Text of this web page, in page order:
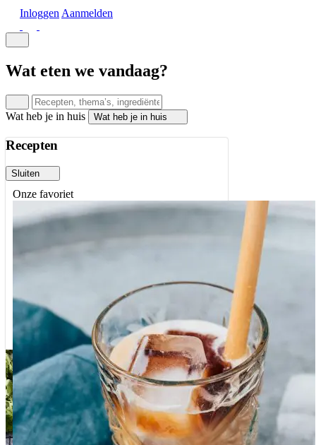
Inloggen Aanmelden
Wat eten we vandaag?
Wat heb je in huis Wat heb je in huis
Recepten
Sluiten
Onze favoriet